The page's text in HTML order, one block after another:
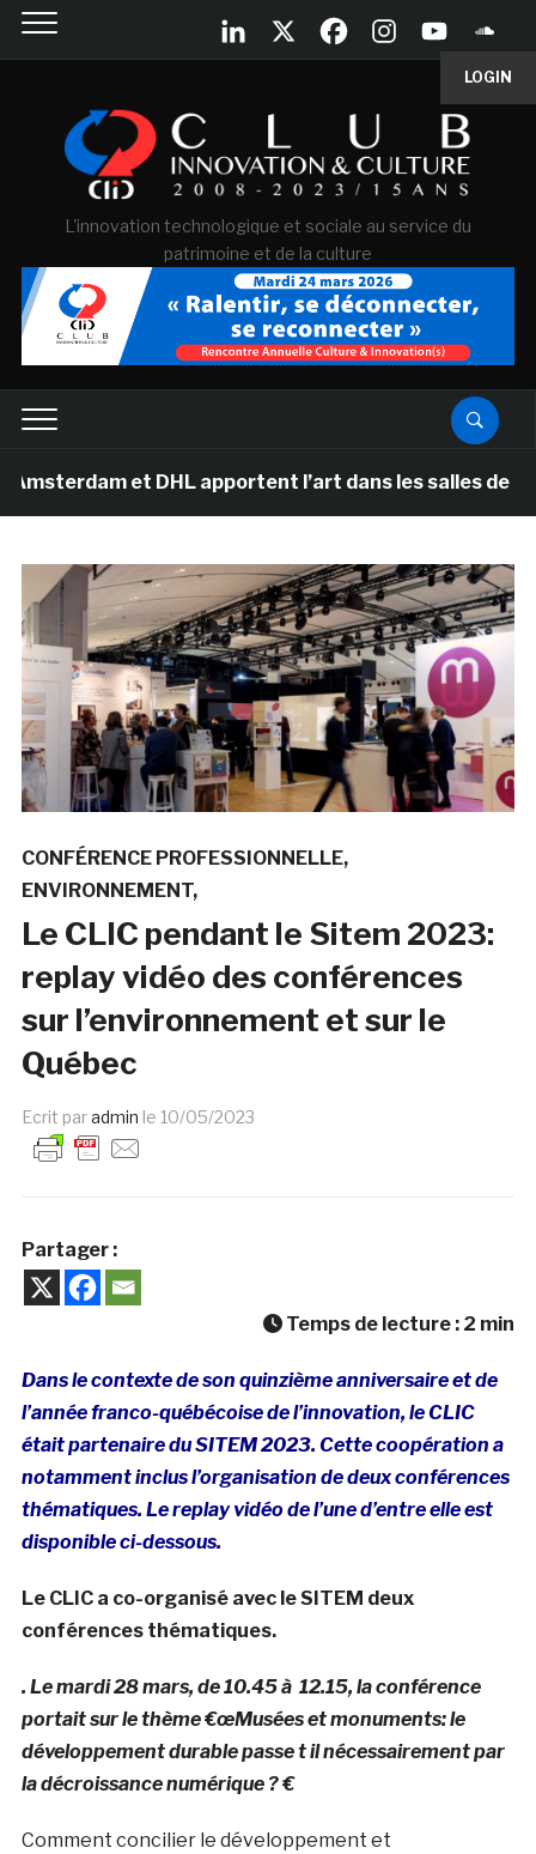
LOGIN
L'innovation technologique et sociale au service du
patrimoine et de la culture
et DHL apportent l’art dans les salles de classe
CONFÉRENCE PROFESSIONNELLE
ENVIRONNEMENT
Le CLIC pendant le Sitem 2023:
replay vidéo des conférences
sur l’environnement et sur le
Québec
Ecrit paradmin le 10/05/2023
Partager :
Temps de lecture : 2 min
Dans le contexte de son quinzième anniversaire et de
l’année franco-québécoise de l’innovation, le CLIC
était partenaire du SITEM 2023. Cette coopération a
notamment inclus l’organisation de deux conférences
thématiques. Le replay vidéo de l’une d’entre elle est
disponible ci-dessous.
Le CLIC a co-organisé avec le SITEM deux
conférences thématiques.
. Le mardi 28 mars, de 10.45 à 12.15, la conférence
portait sur le thème €œMusées et monuments: le
développement durable passe t il nécessairement par
la décroissance numérique ? €
Comment concilier le développement et